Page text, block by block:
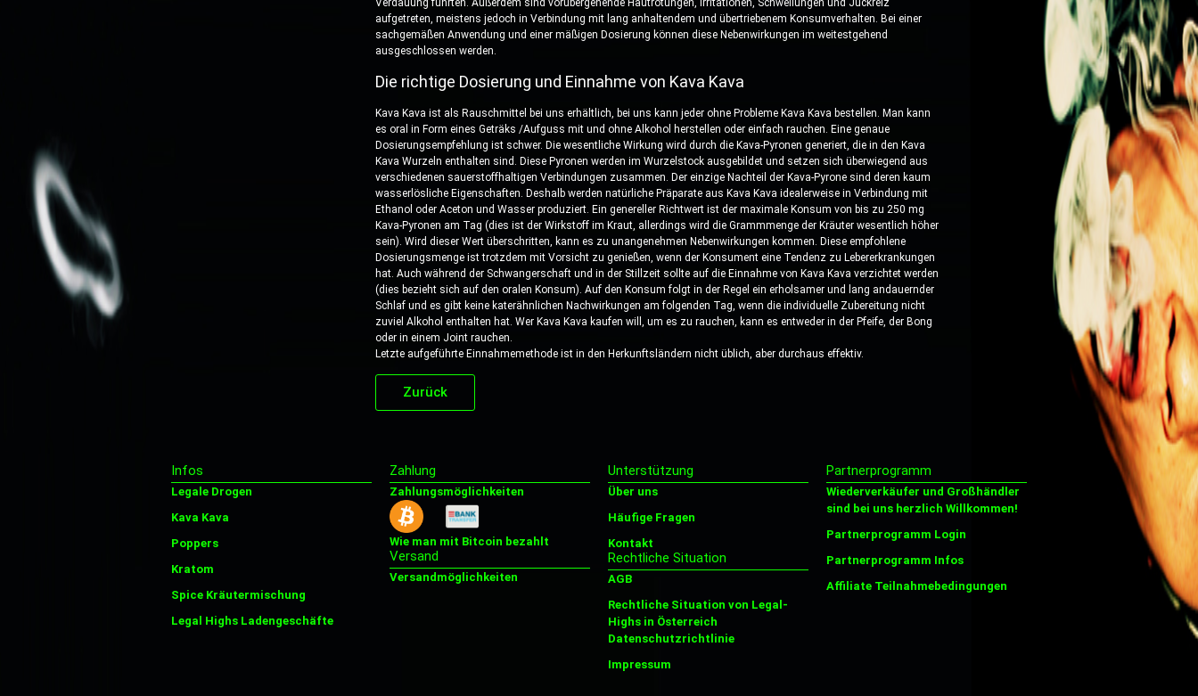
Verdauung führten. Außerdem sind vorübergehende Hautrötungen, Irritationen, Schwellungen und Juckreiz
aufgetreten, meistens jedoch in Verbindung mit lang anhaltendem und übertriebenem Konsumverhalten. Bei einer
sachgemäßen Anwendung und einer mäßigen Dosierung können diese Nebenwirkungen im weitestgehend
ausgeschlossen werden.
Die richtige Dosierung und Einnahme von Kava Kava
Kava Kava ist als Rauschmittel bei uns erhältlich, bei uns kann jeder ohne Probleme Kava Kava bestellen. Man kann
es oral in Form eines Geträks /Aufguss mit und ohne Alkohol herstellen oder einfach rauchen. Eine genaue
Dosierungsempfehlung ist schwer. Die wesentliche Wirkung wird durch die Kava-Pyronen generiert, die in den Kava
Kava Wurzeln enthalten sind. Diese Pyronen werden im Wurzelstock ausgebildet und setzen sich überwiegend aus
verschiedenen sauerstoffhaltigen Verbindungen zusammen. Der einzige Nachteil der Kava-Pyrone sind deren kaum
wasserlösliche Eigenschaften. Deshalb werden natürliche Präparate aus Kava Kava idealerweise in Verbindung mit
Ethanol oder Aceton und Wasser produziert. Ein genereller Richtwert ist der maximale Konsum von bis zu 250 mg
Kava-Pyronen am Tag (dies ist der Wirkstoff im Kraut, allerdings wird die Grammmenge der Kräuter wesentlich höher
sein). Wird dieser Wert überschritten, kann es zu unangenehmen Nebenwirkungen kommen. Diese empfohlene
Dosierungsmenge ist trotzdem mit Vorsicht zu genießen, wenn der Konsument eine Tendenz zu Lebererkrankungen
hat. Auch während der Schwangerschaft und in der Stillzeit sollte auf die Einnahme von Kava Kava verzichtet werden
(dies bezieht sich auf den oralen Konsum). Auf den Konsum folgt in der Regel ein erholsamer und lang andauernder
Schlaf und es gibt keine katerähnlichen Nachwirkungen am folgenden Tag, wenn die individuelle Zubereitung nicht
zuviel Alkohol enthalten hat. Wer Kava Kava kaufen will, um es zu rauchen, kann es entweder in der Pfeife, der Bong
oder in einem Joint rauchen.
Letzte aufgeführte Einnahmemethode ist in den Herkunftsländern nicht üblich, aber durchaus effektiv.
Zurück
Infos
Legale Drogen
Kava Kava
Poppers
Kratom
Spice Kräutermischung
Legal Highs Ladengeschäfte
Zahlung
Zahlungsmöglichkeiten
Wie man mit Bitcoin bezahlt
Versand
Versandmöglichkeiten
Unterstützung
Über uns
Häufige Fragen
Kontakt
Rechtliche Situation
AGB
Rechtliche Situation von Legal-
Highs in Österreich
Datenschutzrichtlinie
Impressum
Partnerprogramm
Wiederverkäufer und Großhändler
sind bei uns herzlich Willkommen!
Partnerprogramm Login
Partnerprogramm Infos
Affiliate Teilnahmebedingungen